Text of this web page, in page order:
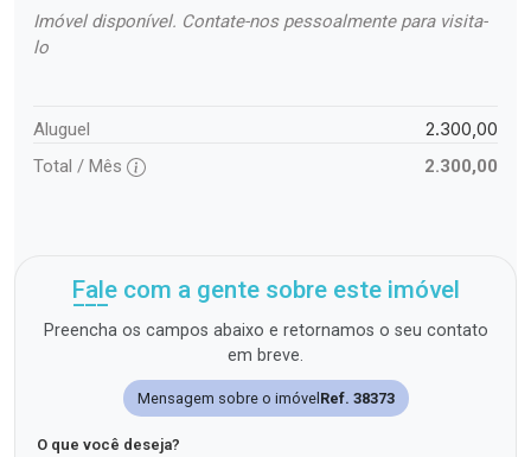
Imóvel disponível. Contate-nos pessoalmente para visita-
lo
Aluguel 2.300,00
Total / Mês 2.300,00
Fale com a gente sobre este imóvel
Preencha os campos abaixo e retornamos o seu contato
em breve.
Mensagem sobre o imóvelRef. 38373
O que você deseja?